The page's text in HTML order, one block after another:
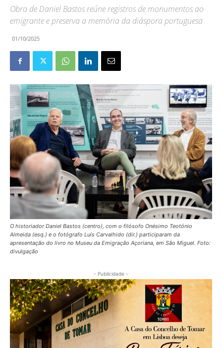
Obra de Daniel Bastos reúne registros de monumentos ao
emigrante e preserva a memória da diáspora portuguesa
01/10/2025
O historiador Daniel Bastos (centro), com o filósofo Onésimo Teotónio
Almeida (esq.) e o fotógrafo Luís Carvalhido (dir.) participaram da
apresentação do livro no Museu da Emigração Açoriana, em São Miguel. Foto:
divulgação
- Publicidade -